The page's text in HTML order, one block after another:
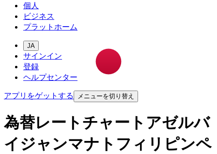
個人
ビジネス
プラットホーム
JA
サインイン
登録
ヘルプセンター
アプリをゲットする
メニューを切り替え
為替レートチャートアゼルバ
イジャンマナトフィリピンペ